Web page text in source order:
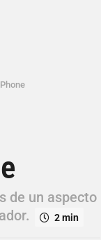
de un aspecto
2 min